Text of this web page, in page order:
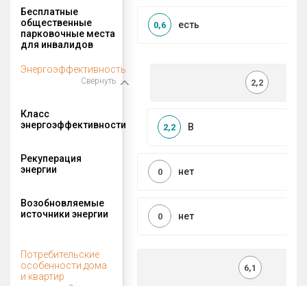
Бесплатные
общественные
парковочные места
для инвалидов
есть
0,6
Энергоэффективность
Свернуть 2,2
Класс
энергоэффективности
B
2,2
Рекуперация
энергии
нет
0
Возобновляемые
источники энергии
нет
0
Потребительские
особенности дома
и квартир
6,1